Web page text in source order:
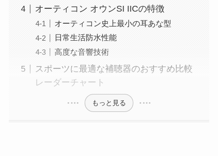
オーティコン オウンSI IICの特徴
オーティコン史上最小の耳あな型
日常生活防水性能
高度な音響技術
スポーツに最適な補聴器のおすすめ比較
レーダーチャート
もっと見る